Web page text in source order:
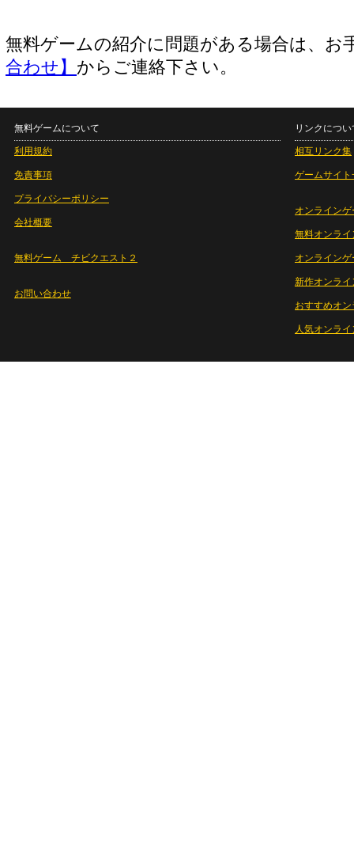
無料ゲームの紹介に問題がある場合は、お
合わせ】 からご連絡下さい。
無料ゲームについて
利用規約
免責事項
プライバシーポリシー
会社概要
無料ゲーム チビクエスト２
お問い合わせ
リンクについ
相互リンク集
ゲームサイト
オンラインゲ
無料オンライ
オンライン
新作オンライ
おすすめオ
人気オンラ